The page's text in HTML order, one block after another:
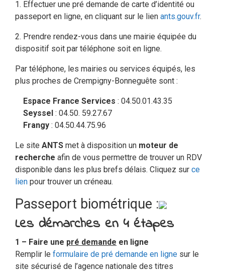
1. Effectuer une pré demande de carte d’identité ou
passeport en ligne, en cliquant sur le lien ants.gouv.fr.
2. Prendre rendez-vous dans une mairie équipée du
dispositif soit par téléphone soit en ligne.
Par téléphone, les mairies ou services équipés, les
plus proches de Crempigny-Bonneguête sont :
Espace France Services : 04.50.01.43.35
Seyssel : 04.50. 59.27.67
Frangy : 04.50.44.75.96
Le site ANTS met à disposition un moteur de
recherche afin de vous permettre de trouver un RDV
disponible dans les plus brefs délais. Cliquez sur ce
lien pour trouver un créneau.
Passeport biométrique :
Les démarches en 4 étapes
1 – Faire une pré demande en ligne
Remplir le formulaire de pré demande en ligne sur le
site sécurisé de l’agence nationale des titres